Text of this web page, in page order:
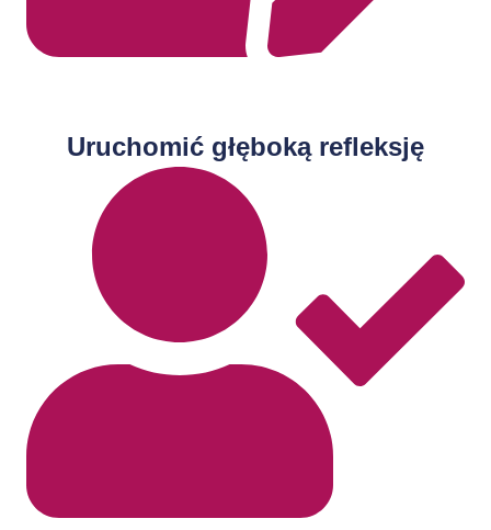
Uruchomić głęboką refleksję